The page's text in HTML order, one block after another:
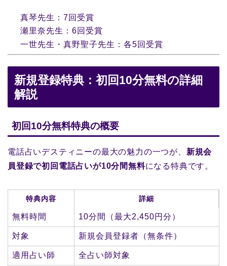
真琴先生：7回受賞
瀬里奈先生：6回受賞
一世先生・真野聖子先生：各5回受賞
新規登録特典：初回10分無料の詳細
解説
初回10分無料特典の概要
電話占いデスティニーの最大の魅力の一つが、 新規会
員登録で初回電話占いが10分間無料になる特典です。
特典内容 詳細
無料時間 10分間（最大2,450円分）
対象 新規会員登録者（無条件）
適用占い師 全占い師対象